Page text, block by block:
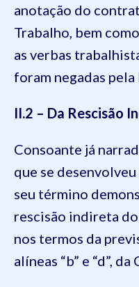
anotação do
Trabalho, bem
as verbas
foram negadas pela
II.2 – Da Rescisão
Consoante já
que se
seu término
rescisão indireta
nos termos da
alíneas “b” e “d”, da